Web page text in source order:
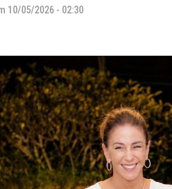
10/05/2026 - 02:30